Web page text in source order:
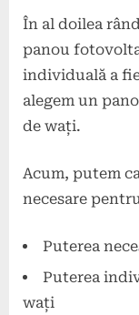
În al doilea
panou
individuală a
alegem un
de wați.
Acum, putem
necesare
Puterea
Puterea
wați